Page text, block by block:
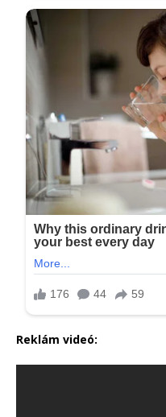
Reklám videó: